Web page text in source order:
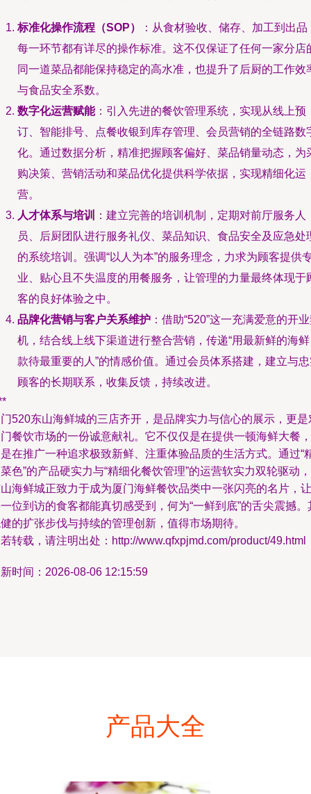
标准化操作流程（SOP）
：从食材验收、储存、加工到出品
每一环节都有详尽的操作标准。这不仅保证了任何一家分店
同一道菜品都能保持稳定的高水准，也提升了后厨的工作效
与食品安全系数。
数字化运营赋能：引入先进的餐饮管理系统，实现从线上预
订、智能排号、点餐收银到库存管理、会员营销的全链路数
化。通过数据分析，精准把握顾客偏好、菜品销量动态，为
购决策、营销活动和菜品优化提供科学依据，实现精细化运
营。
人才体系与培训
：建立完善的培训机制，定期对前厅服务人
员、后厨团队进行服务礼仪、菜品知识、食品安全及应急处
的系统培训。强调“以人为本”的服务理念，力求为顾客提供
业、贴心且不失温度的用餐服务，让管理的力量最终体现于
客的良好体验之中。
品牌化营销与客户关系维护 ：借助“520”这一充满爱意的开
机，结合线上线下渠道进行整合营销，传递“用最新鲜的海
款待最重要的人”的情感价值。通过会员体系搭建，建立与
顾客的长期联系，收集反馈，持续改进。
520东山海鲜城的三店齐开，是品牌实力与信心的展示，更是
餐饮市场的一份诚意献礼。它不仅仅是在提供一顿海鲜大餐，
在推广一种追求极致新鲜、注重体验品质的生活方式。通过“
色”的产品硬实力与“精细化餐饮管理”的运营软实力双轮驱动，
海鲜城正致力于成为厦门海鲜餐饮品类中一张闪亮的名片，让
位到访的食客都能真切感受到，何为“一鲜到底”的舌尖震撼。
的扩张步伐与持续的管理创新，值得市场期待。
转载，请注明出处：http://www.qfxpjmd.com/product/49.html
时间：2026-08-06 12:15:59
产品大全